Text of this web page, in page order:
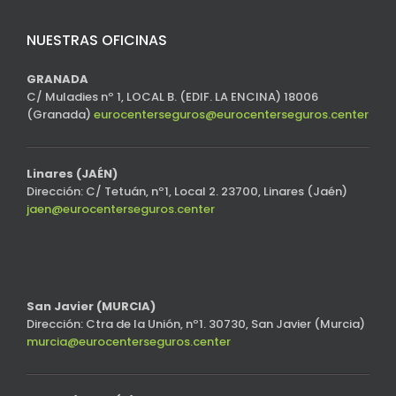
NUESTRAS OFICINAS
GRANADA
C/ Muladies nº 1, LOCAL B. (EDIF. LA ENCINA) 18006
(Granada) eurocenterseguros@eurocenterseguros.center
Linares (JAÉN)
Dirección: C/ Tetuán, nº1, Local 2. 23700, Linares (Jaén)
jaen@eurocenterseguros.center
San Javier (MURCIA)
Dirección: Ctra de la Unión, nº1. 30730, San Javier (Murcia)
murcia@eurocenterseguros.center